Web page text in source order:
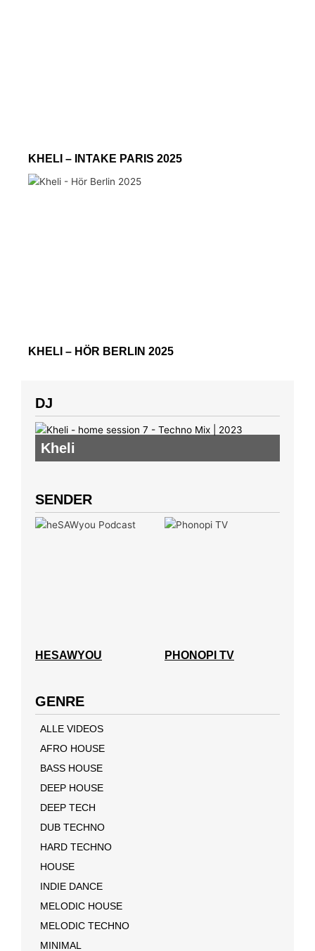
KHELI – INTAKE PARIS 2025
KHELI – HÖR BERLIN 2025
DJ
Kheli
SENDER
HESAWYOU PHONOPI TV
GENRE
ALLE VIDEOS
AFRO HOUSE
BASS HOUSE
DEEP HOUSE
DEEP TECH
DUB TECHNO
HARD TECHNO
HOUSE
INDIE DANCE
MELODIC HOUSE
MELODIC TECHNO
MINIMAL